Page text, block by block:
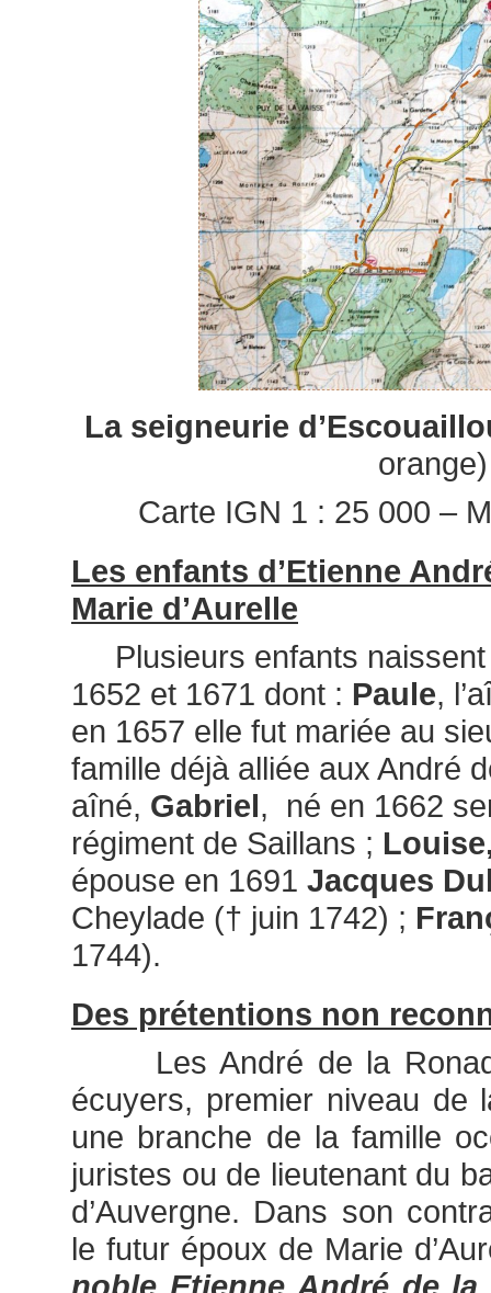
La seigneurie
orange)
Carte IGN 1 : 25 000 –
Les enfants d’Etienne
Marie d’Aurelle
Plusieurs enfants naissent
1652 et 1671 dont : Paule,
en 1657 elle fut mariée au
famille déjà alliée aux André
aîné, Gabriel, né en 1662
régiment de Saillans ;
épouse en 1691 Jacques
Cheylade († juin 1742) ;
1744).
Des prétentions non
Les André de la Ronade
écuyers, premier niveau de
une branche de la famille
juristes ou de lieutenant du
d’Auvergne. Dans son
le futur époux de Marie